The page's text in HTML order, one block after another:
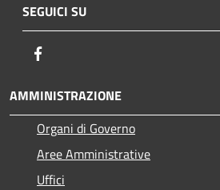
SEGUICI SU
AMMINISTRAZIONE
Organi di Governo
Aree Amministrative
Uffici